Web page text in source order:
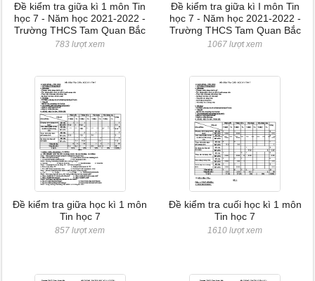
Đề kiểm tra giữa kì 1 môn Tin
học 7 - Năm học 2021-2022 -
Trường THCS Tam Quan Bắc
783 lượt xem
Đề kiểm tra giữa kì I môn Tin
học 7 - Năm học 2021-2022 -
Trường THCS Tam Quan Bắc
1067 lượt xem
Đề kiểm tra giữa học kì 1 môn
Tin học 7
857 lượt xem
Đề kiểm tra cuối học kì 1 môn
Tin học 7
1610 lượt xem